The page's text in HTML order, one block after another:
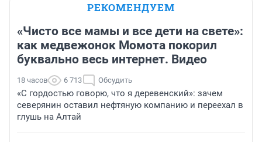
РЕКОМЕНДУЕМ
«Чисто все мамы и все дети на свете»:
как медвежонок Момота покорил
буквально весь интернет. Видео
18 часов 6 713 Обсудить
«С гордостью говорю, что я деревенский»: зачем
северянин оставил нефтяную компанию и переехал в
глушь на Алтай